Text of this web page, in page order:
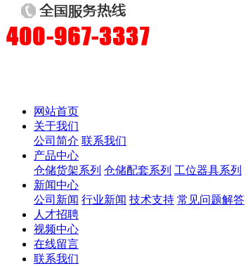
网站首页
关于我们
公司简介 联系我们
产品中心
仓储货架系列 仓储配套系列 工位器具系列
新闻中心
公司新闻 行业新闻 技术支持 常见问题解答
人才招聘
视频中心
在线留言
联系我们